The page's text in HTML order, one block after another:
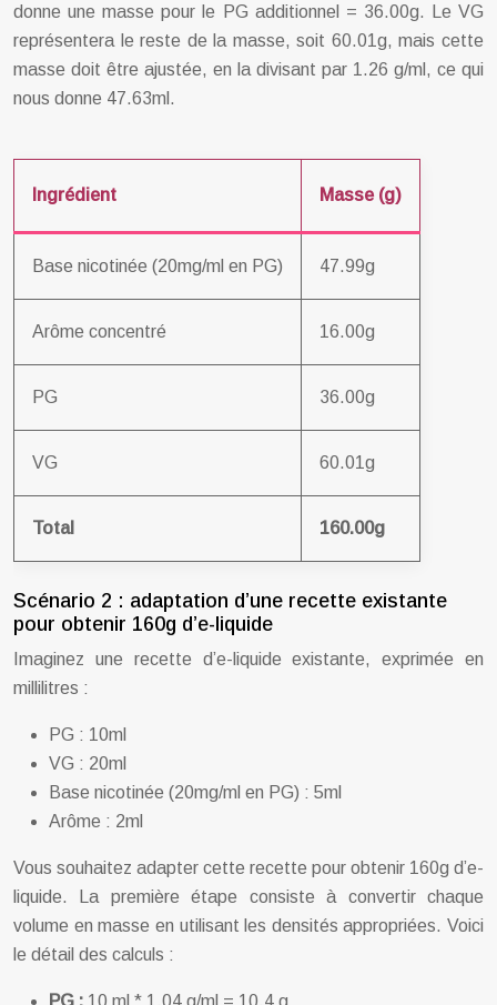
donne une masse pour le PG additionnel = 36.00g. Le VG
représentera le reste de la masse, soit 60.01g, mais cette
masse doit être ajustée, en la divisant par 1.26 g/ml, ce qui
nous donne 47.63ml.
Ingrédient Masse (g)
Base nicotinée (20mg/ml en PG) 47.99g
Arôme concentré 16.00g
PG 36.00g
VG 60.01g
Total 160.00g
Scénario 2 : adaptation d’une recette existante
pour obtenir 160g d’e-liquide
Imaginez une recette d’e-liquide existante, exprimée en
millilitres :
PG : 10ml
VG : 20ml
Base nicotinée (20mg/ml en PG) : 5ml
Arôme : 2ml
Vous souhaitez adapter cette recette pour obtenir 160g d’e-
liquide. La première étape consiste à convertir chaque
volume en masse en utilisant les densités appropriées. Voici
le détail des calculs :
PG : 10 ml * 1.04 g/ml = 10.4 g